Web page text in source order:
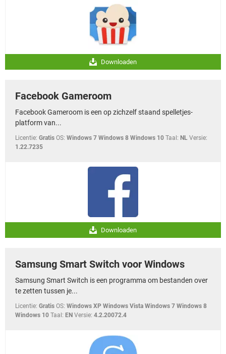
Downloaden
Facebook Gameroom
Facebook Gameroom is een op zichzelf staand spelletjes-
platform van...
Licentie: Gratis OS: Windows 7 Windows 8 Windows 10 Taal: NL Versie:
1.22.7235
Downloaden
Samsung Smart Switch voor Windows
Samsung Smart Switch is een programma om bestanden over
te zetten tussen je...
Licentie: Gratis OS: Windows XP Windows Vista Windows 7 Windows 8
Windows 10 Taal: EN Versie: 4.2.20072.4